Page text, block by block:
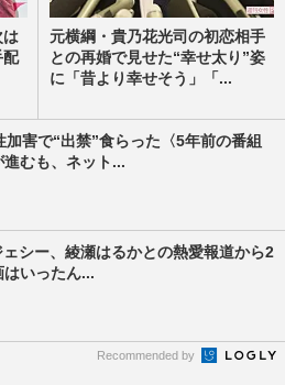
は
配
元横綱・貴乃花光司の初恋相手
との再婚で見せた“幸せ太り”姿
に「昔より幸せそう」「...
加害で“出禁”食らった〈5年前の番組
むも、ネット...
シー、綾瀬はるかとの熱愛報道から2
いったん...
Recommended by